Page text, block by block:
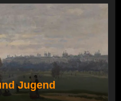
Jugend